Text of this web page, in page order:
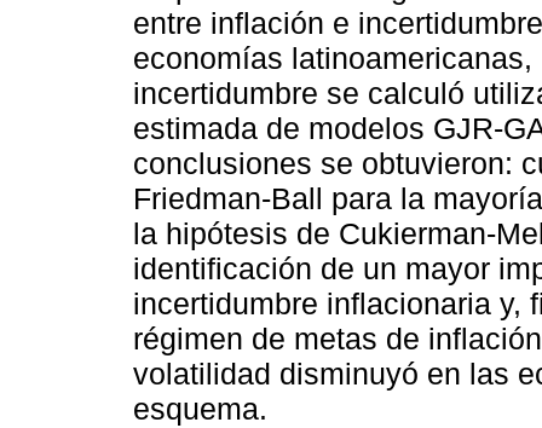
entre inflación e
economías
incertidumbre se calculó
estimada de modelos GJR-
conclusiones se obtuvieron:
Friedman-Ball para la
la hipótesis de Cukierman-
identificación de un mayor
incertidumbre inflacionaria y,
régimen de metas de
volatilidad disminuyó en las
esquema.